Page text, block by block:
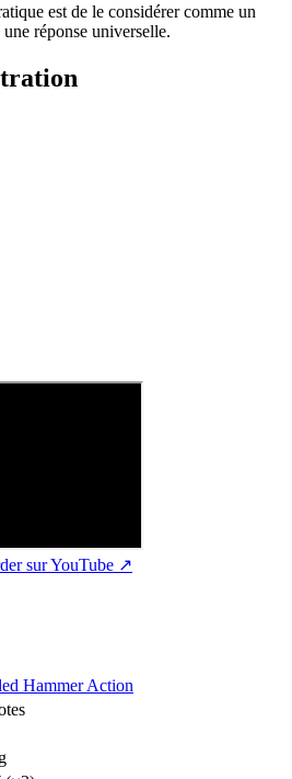
est de le considérer comme un
réponse universelle.
sur YouTube ↗
Hammer Action